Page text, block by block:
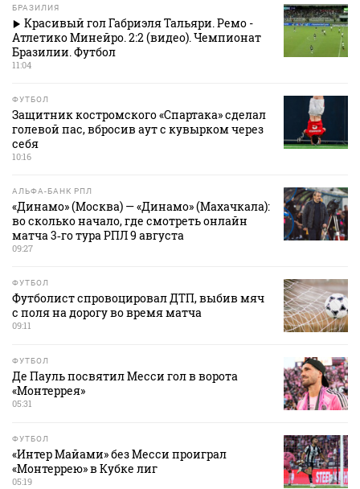
БРАЗИЛИЯ
Красивый гол Габриэля Тальяри. Ремо -
Атлетико Минейро. 2:2 (видео). Чемпионат
Бразилии. Футбол
11:04
ФУТБОЛ
Защитник костромского «Спартака» сделал
голевой пас, вбросив аут с кувырком через
себя
10:16
АЛЬФА-БАНК РПЛ
«Динамо» (Москва) — «Динамо» (Махачкала):
во сколько начало, где смотреть онлайн
матча 3‑го тура РПЛ 9 августа
09:27
ФУТБОЛ
Футболист спровоцировал ДТП, выбив мяч
с поля на дорогу во время матча
09:11
ФУТБОЛ
Де Пауль посвятил Месси гол в ворота
«Монтеррея»
05:31
ФУТБОЛ
«Интер Майами» без Месси проиграл
«Монтеррею» в Кубке лиг
05:19